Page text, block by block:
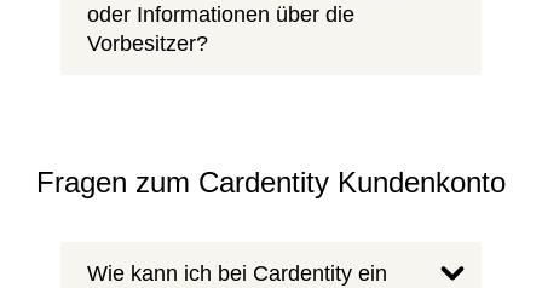
oder Informationen über die
Vorbesitzer?
Fragen zum Cardentity Kundenkonto
Wie kann ich bei Cardentity ein